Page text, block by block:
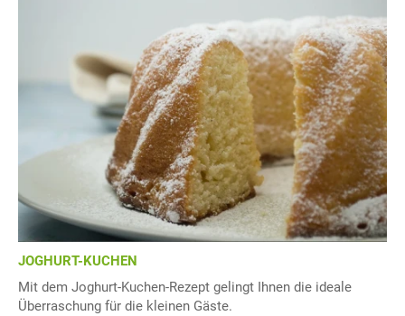
JOGHURT-KUCHEN
Mit dem Joghurt-Kuchen-Rezept gelingt Ihnen die ideale
Überraschung für die kleinen Gäste.